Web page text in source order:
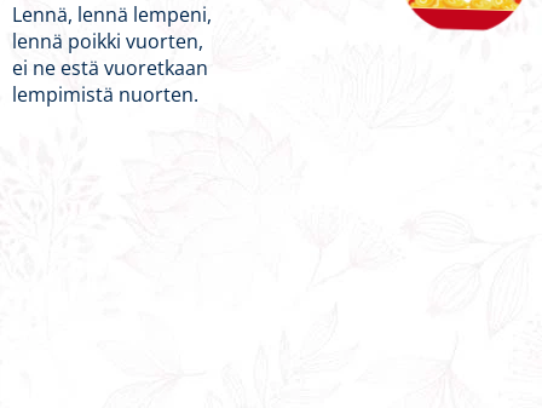
Lennä, lennä lempeni,
lennä poikki vuorten,
ei ne estä vuoretkaan
lempimistä nuorten.